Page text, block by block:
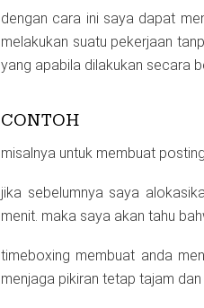
dengan cara ini saya dapat
melakukan suatu pekerjaan
yang apabila dilakukan secara
CONTOH
misalnya untuk membuat
jika sebelumnya saya
menit. maka saya akan tahu
timeboxing membuat anda
menjaga pikiran tetap tajam